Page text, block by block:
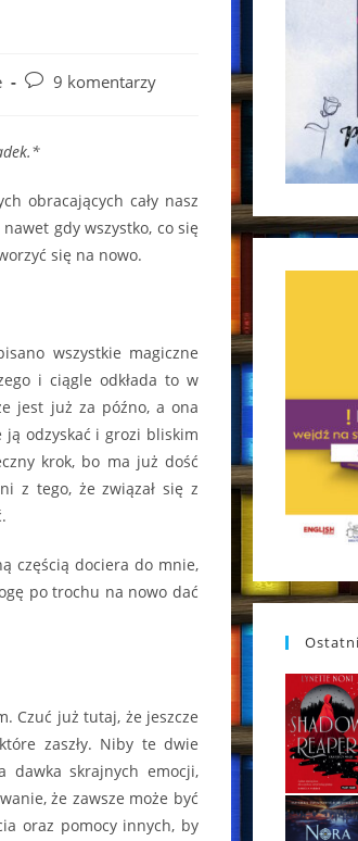
Post9 komentarzy
obracających cały nasz
gdy wszystko, co się
się na nowo.
wszystkie magiczne
i ciągle odkłada to w
jest już za późno, a ona
ją odzyskać i grozi bliskim
krok, bo ma już dość
z tego, że związał się z
częścią dociera do mnie,
po trochu na nowo dać
Czuć już tutaj, że jeszcze
zaszły. Niby te dwie
dawka skrajnych emocji,
że zawsze może być
oraz pomocy innych, by